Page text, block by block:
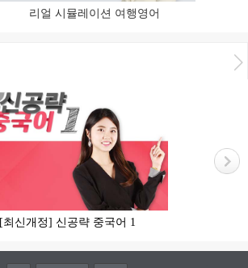
리얼 시뮬레이션 여행영어
[최신개정] 신공략 중국어 1